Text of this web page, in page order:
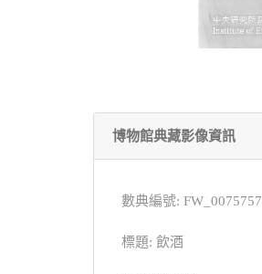
博物館典藏影像資訊
數典編號: FW_0075757
標題: 飲酒